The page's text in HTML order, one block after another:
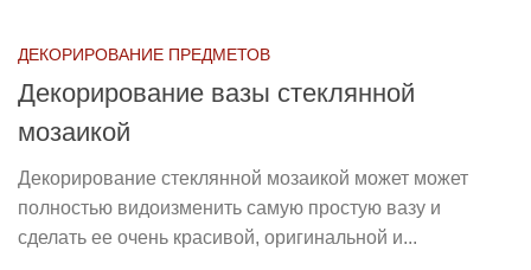
ДЕКОРИРОВАНИЕ ПРЕДМЕТОВ
Декорирование вазы стеклянной
мозаикой
Декорирование стеклянной мозаикой может может
полностью видоизменить самую простую вазу и
сделать ее очень красивой, оригинальной и...